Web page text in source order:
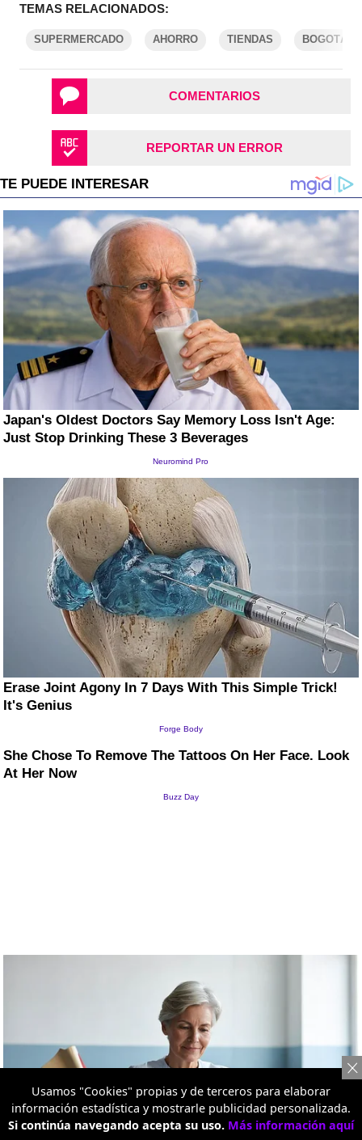
TEMAS RELACIONADOS:
SUPERMERCADO AHORRO TIENDAS BOGOTÁ
COMENTARIOS
REPORTAR UN ERROR
Usamos "Cookies" propias y de terceros para elaborar
información estadística y mostrarle publicidad personalizada.
Si continúa navegando acepta su uso. Más información aquí